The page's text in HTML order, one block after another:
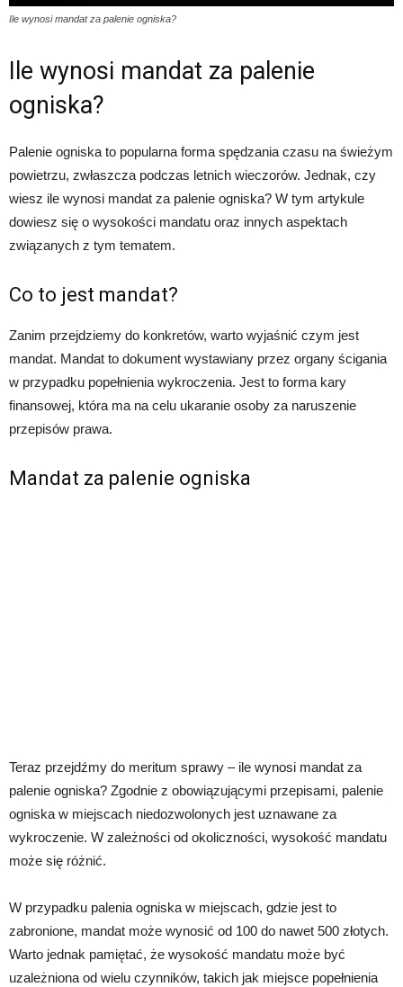
Ile wynosi mandat za palenie ogniska?
Ile wynosi mandat za palenie
ogniska?
Palenie ogniska to popularna forma spędzania czasu na świeżym
powietrzu, zwłaszcza podczas letnich wieczorów. Jednak, czy
wiesz ile wynosi mandat za palenie ogniska? W tym artykule
dowiesz się o wysokości mandatu oraz innych aspektach
związanych z tym tematem.
Co to jest mandat?
Zanim przejdziemy do konkretów, warto wyjaśnić czym jest
mandat. Mandat to dokument wystawiany przez organy ścigania
w przypadku popełnienia wykroczenia. Jest to forma kary
finansowej, która ma na celu ukaranie osoby za naruszenie
przepisów prawa.
Mandat za palenie ogniska
Teraz przejdźmy do meritum sprawy – ile wynosi mandat za
palenie ogniska? Zgodnie z obowiązującymi przepisami, palenie
ogniska w miejscach niedozwolonych jest uznawane za
wykroczenie. W zależności od okoliczności, wysokość mandatu
może się różnić.
W przypadku palenia ogniska w miejscach, gdzie jest to
zabronione, mandat może wynosić od 100 do nawet 500 złotych.
Warto jednak pamiętać, że wysokość mandatu może być
uzależniona od wielu czynników, takich jak miejsce popełnienia